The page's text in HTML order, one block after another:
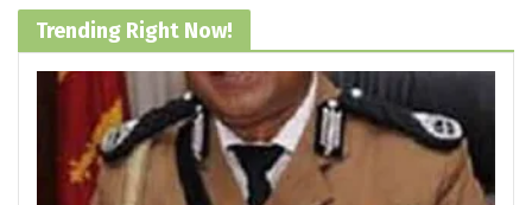
Trending Right Now!